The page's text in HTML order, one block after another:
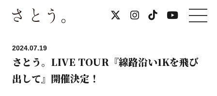
2024.07.19
さとう。LIVE TOUR『線路沿い1Kを飛び
出して』開催決定！